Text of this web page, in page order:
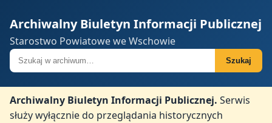
Archiwalny Biuletyn Informacji Publicznej
Starostwo Powiatowe we Wschowie
Szukaj w archiwum
Szukaj
Archiwalny Biuletyn Informacji Publicznej. Serwis
służy wyłącznie do przeglądania historycznych